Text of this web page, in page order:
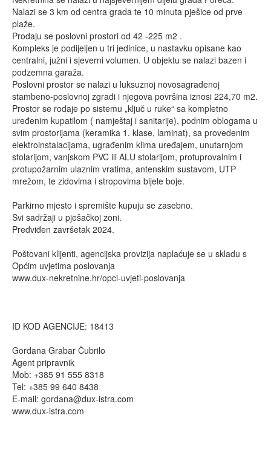
Nalazi se 3 km od centra grada te 10 minuta pješice od prve
plaže.
Prodaju se poslovni prostori od 42 -225 m2 .
Kompleks je podijeljen u tri jedinice, u nastavku opisane kao
centralni, južni i sjeverni volumen. U objektu se nalazi bazen i
podzemna garaža.
Poslovni prostor se nalazi u luksuznoj novosagrađenoj
stambeno-poslovnoj zgradi i njegova površina iznosi 224,70 m2.
Prostor se rodaje po sistemu „ključ u ruke“ sa kompletno
uređenim kupatilom ( namještaj i sanitarije), podnim oblogama u
svim prostorijama (keramika 1. klase, laminat), sa provedenim
elektroinstalacijama, ugrađenim klima uređajem, unutarnjom
stolarijom, vanjskom PVC ili ALU stolarijom, protuprovalnim i
protupožarnim ulaznim vratima, antenskim sustavom, UTP
mrežom, te zidovima i stropovima bijele boje.
Parkirno mjesto i spremište kupuju se zasebno.
Svi sadržaji u pješačkoj zoni.
Predviđen završetak 2024.
Poštovani klijenti, agencijska provizija naplaćuje se u skladu s
Općim uvjetima poslovanja
www.dux-nekretnine.hr/opci-uvjeti-poslovanja
ID KOD AGENCIJE: 18413
Gordana Grabar Čubrilo
Agent pripravnik
Mob: +385 91 555 8318
Tel: +385 99 640 8438
E-mail: gordana@dux-istra.com
www.dux-istra.com